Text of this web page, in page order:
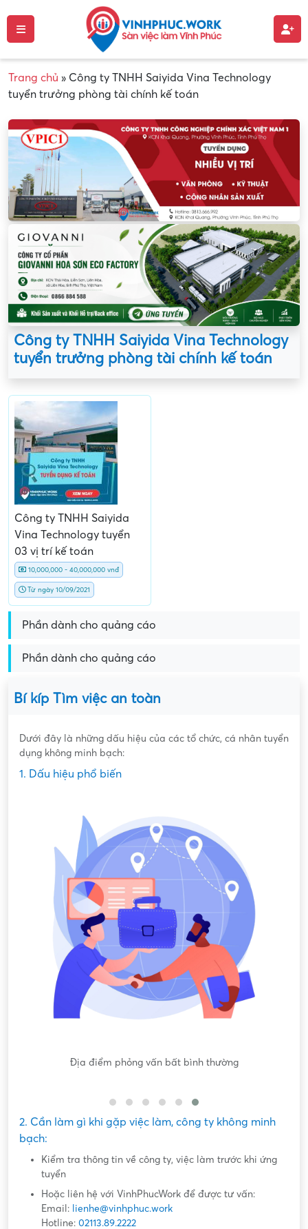
Trang chủ » Công ty TNHH Saiyida Vina Technology
tuyển trưởng phòng tài chính kế toán
Công ty TNHH Saiyida Vina Technology
tuyển trưởng phòng tài chính kế toán
Công ty TNHH Saiyida
Vina Technology tuyển
03 vị trí kế toán
10,000,000 - 40,000,000 vnđ
Từ ngày 10/09/2021
Phần dành cho quảng cáo
Phần dành cho quảng cáo
Bí kíp Tìm việc an toàn
Dưới đây là những dấu hiệu của các tổ chức, cá nhân tuyển
dụng không minh bạch:
1. Dấu hiệu phổ biến
Địa điểm phỏng vấn bất bình thường
2. Cần làm gì khi gặp việc làm, công ty không minh
bạch:
Kiểm tra thông tin về công ty, việc làm trước khi ứng
tuyển
Hoặc liên hệ với VinhPhucWork để được tư vấn:
Email: lienhe@vinhphuc.work
Hotline: 02113.89.2222